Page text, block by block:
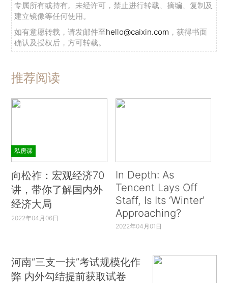
专属所有或持有。未经许可，禁止进行转载、摘编、复制及
建立镜像等任何使用。
如有意愿转载，请发邮件至hello@caixin.com ，获得书面
确认及授权后，方可转载。
推荐阅读
私房课
向松祚：宏观经济70
讲，带你了解国内外
经济大局
2022年04月06日
In Depth: As
Tencent Lays Off
Staff, Is Its ‘Winter’
Approaching?
2022年04月01日
河南“三支一扶”考试规模化作
弊 内外勾结提前获取试卷